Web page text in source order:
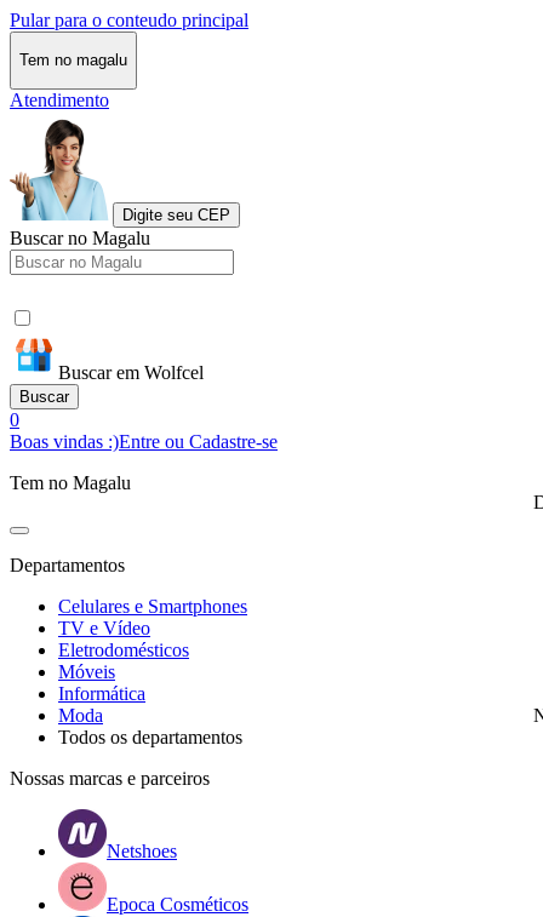
Pular para o conteudo principal
Tem no magalu
Atendimento
Digite seu CEP
Buscar no Magalu
Buscar em Wolfcel
Buscar
0
Boas vindas :)Entre ou Cadastre-se
Tem no Magalu
Departamentos
Celulares e Smartphones
TV e Vídeo
Eletrodomésticos
Móveis
Informática
Moda
Todos os departamentos
Nossas marcas e parceiros
Netshoes
Epoca Cosméticos